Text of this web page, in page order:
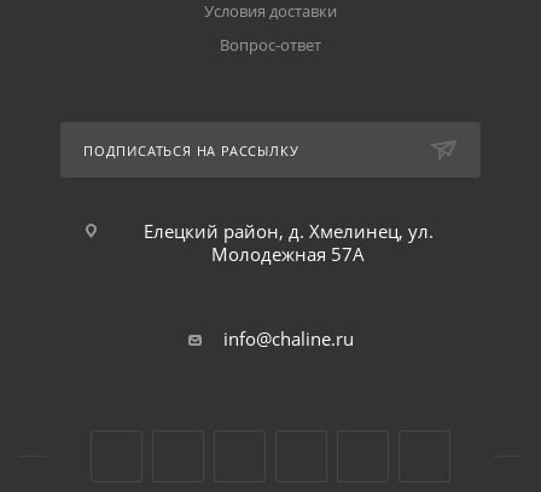
Условия доставки
Вопрос-ответ
ПОДПИСАТЬСЯ НА РАССЫЛКУ
Елецкий район, д. Хмелинец, ул.
Молодежная 57А
info@chaline.ru